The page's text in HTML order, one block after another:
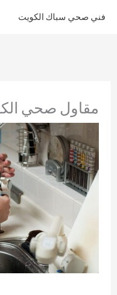
فني صحي سباك الكويت
مقاول صحي الكويت